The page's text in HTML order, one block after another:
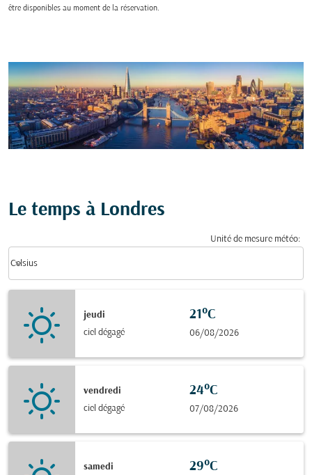
être disponibles au moment de la réservation.
Le temps à Londres
Unité de mesure météo:
Celsius
keyboard_arrow_down
jeudi
ciel dégagé
21°C
06/08/2026
vendredi
ciel dégagé
24°C
07/08/2026
samedi
29°C